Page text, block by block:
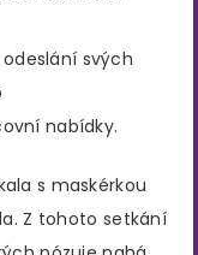
svých
nabídky.
s maskérkou
Z tohoto setkání